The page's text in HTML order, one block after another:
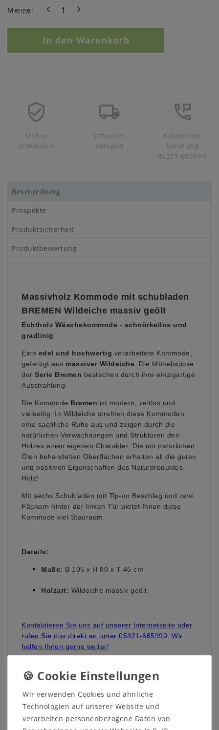
Menge:
In den Warenkorb
Sicher
einkaufen
Schneller
Versand
Kostenlose
Beratung
05321 68599-0
Beschreibung
Prospekte
Produktsicherheit
Produktbewertung
Massivholz Kommode mit schubladen
BREMEN Wildeiche massiv geölt
Echtholz Wäschekommode - schnörkellos und
gradlinig
Eine edel und hochwertig verarbeitete Kommode,
gefertigt aus massiver Wildeiche. Die Möbelstücke
der Serie Bremen bestechen durch ihre einzigartige
Ausstrahlung.
Die Kommode Bremen ist modern, zeitlos und
vielseitig. In Wildeiche strahlen diese Kommoden
eine sachliche Ruhe aus und zeigen durch die
natürlichen Verwachsungen und Strukturen des
Holzes einen eigenen Charakter. Die mit natürlichen
Ölen behandelten Oberflächen erhalten all die guten
und positiven Eigenschaften des Naturproduktes
Holz!
Mit sechs Schubladen mit Tip-on Beschlag und zwei
Fächern hinter der linken Tür bietet Ihnen diese
Kommode viel Stauraum.
Details:
Maße: B 105 x H 80 x T 45 cm
Holzart: Wildeiche massiv geölt
Kontaktieren Sie uns auf unserer Internetseite oder
rufen Sie uns direkt an unter 05321-685990. Wir
helfen Ihnen gerne weiter!
Weitere Informationen zum
Möbelstück:
Wir verwenden Cookies und ähnliche
Technologien auf unserer Website und
verarbeiten personenbezogene Daten von